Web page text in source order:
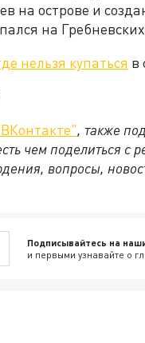
на острове и
на
нельзя купаться в
, также
чем поделиться с
вопросы,
Подписывайтесь на
и первыми узнавайте о